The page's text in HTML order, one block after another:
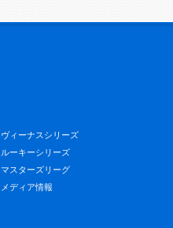
ヴィーナスシリーズ
ルーキーシリーズ
マスターズリーグ
メディア情報